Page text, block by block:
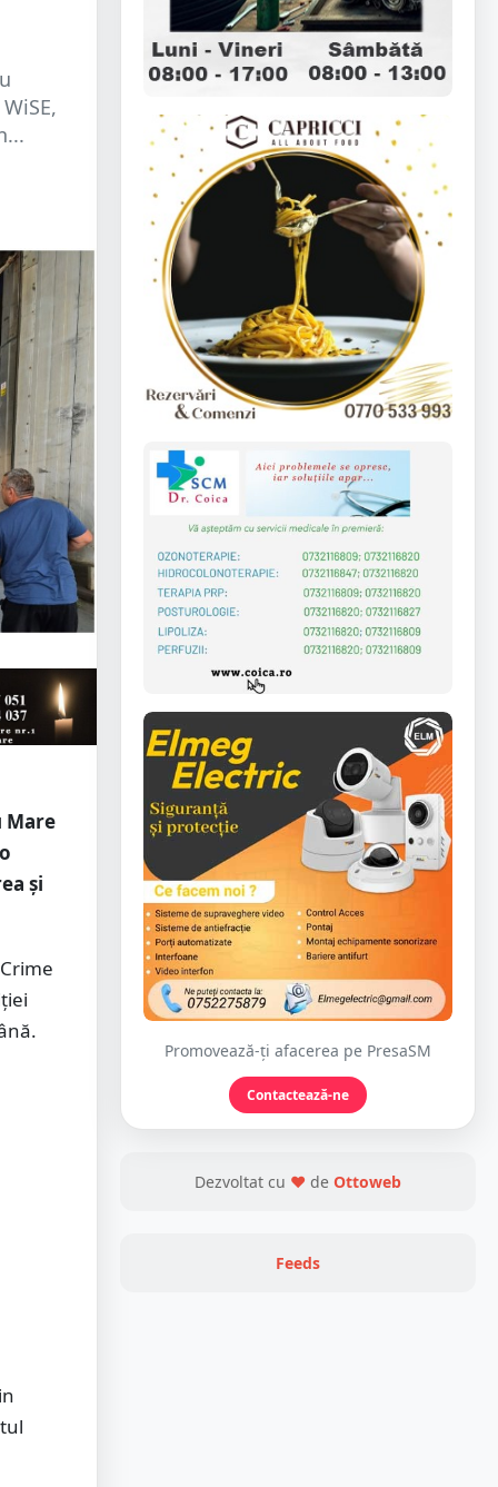
Mare
și
Promovează-ți afacerea pe PresaSM
Contactează-ne
Dezvoltat cu ❤ de Ottoweb
Feeds